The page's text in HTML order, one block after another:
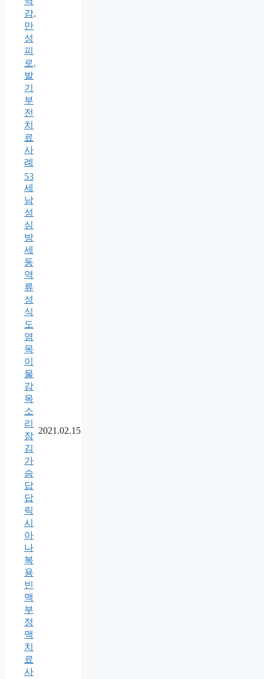
감,
만
성
피
로,
발
기
부
전
치
료
사
례
53
세
남
성
심
방
세
동
역
류
성
식
도
염
목
이
물
감
목
소
리
잠
김
가
슴
답
답
릭
시
아
나
복
용
빈
맥
부
정
맥
치
료
사
2021.02.15